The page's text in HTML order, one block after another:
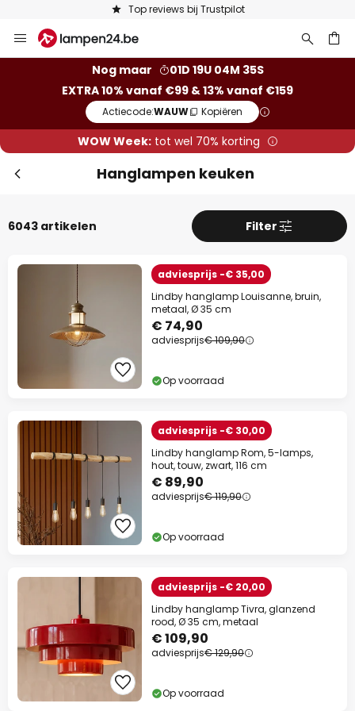
Keuze uit 50.000 lampen
naar
Nog maar
01D 19U 04M 33S
EXTRA 10% vanaf €99 & 13% vanaf €159
Actiecode:WAUW Kopiëren
WOW Week:tot wel 70% korting
Hanglampen keuken
6043 artikelen Filter
adviesprijs -€ 35,00
Lindby hanglamp Louisanne, bruin,
metaal, Ø 35 cm
€ 74,90
adviesprijs€ 109,90
Op voorraad
adviesprijs -€ 30,00
Lindby hanglamp Rom, 5-lamps,
hout, touw, zwart, 116 cm
€ 89,90
adviesprijs€ 119,90
Op voorraad
adviesprijs -€ 20,00
Lindby hanglamp Tivra, glanzend
rood, Ø 35 cm, metaal
€ 109,90
adviesprijs€ 129,90
Op voorraad
Extra korting